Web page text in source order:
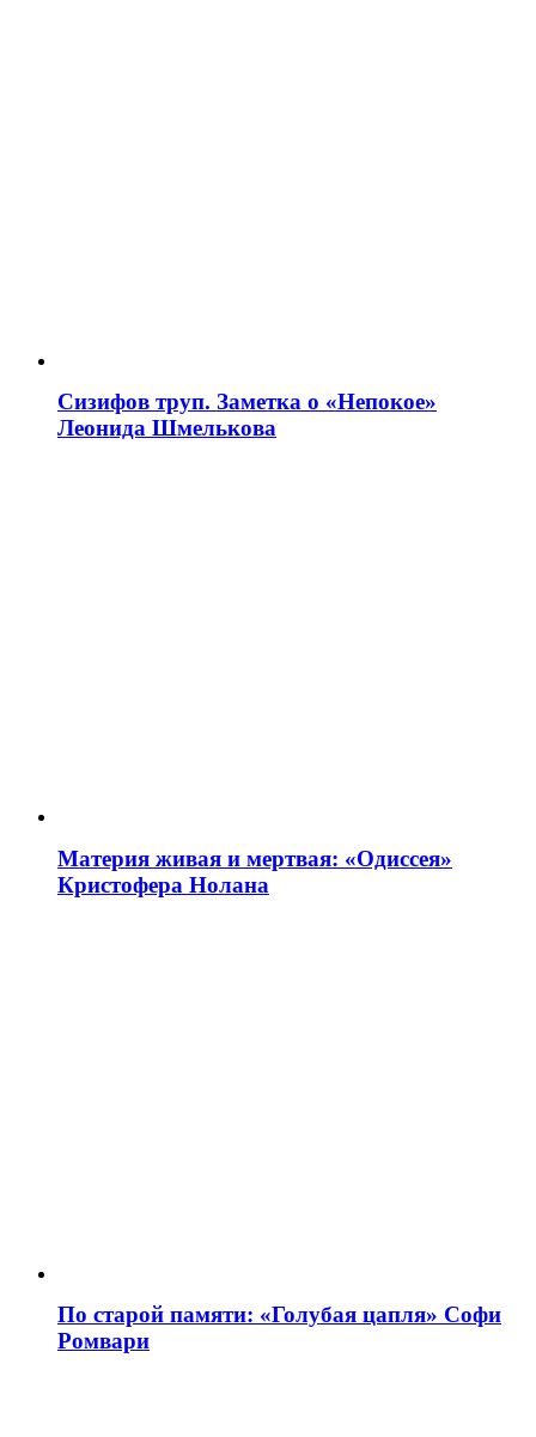
Сизифов труп. Заметка о «Непокое»
Леонида Шмелькова
Материя живая и мертвая: «Одиссея»
Кристофера Нолана
По старой памяти: «Голубая цапля» Софи
Ромвари